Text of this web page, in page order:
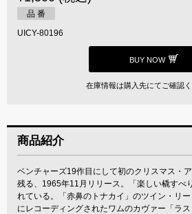
品 番
UICY-80196
BUY NOW
在庫情報は購入先にてご確認く
商品紹介
ベンチャーズ19作目にして初のクリスマス・
残る、1965年11月リリース。「楽しい橇すべ
れている。「赤鼻のトナカイ」のツイン・リ
にレコーディングされたワムのカヴァー「ラ